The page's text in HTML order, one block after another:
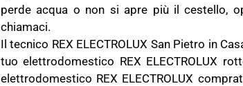
perde acqua o non si apre più il cestello,
chiamaci.
Il tecnico REX ELECTROLUX San Pietro in
tuo elettrodomestico REX ELECTROLUX
elettrodomestico REX ELECTROLUX